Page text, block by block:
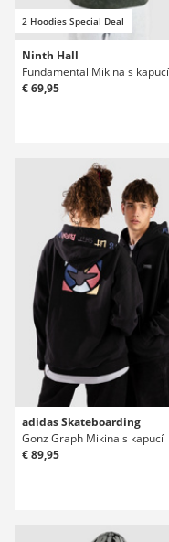
2 Hoodies Special Deal
Ninth Hall
Fundamental Mikina s kapucí
€ 69,95
adidas Skateboarding
Gonz Graph Mikina s kapucí
€ 89,95